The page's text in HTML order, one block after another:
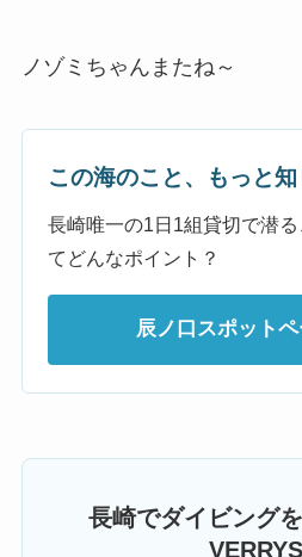
ノゾミちゃんまたね～
この海のこと、もっと
長崎唯一の1日1組貸切で潜
てどんなポイント？
辰ノ口スポット
長崎でダイビング